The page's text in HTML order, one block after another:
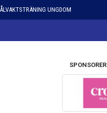
UNGDOM
SPONSORER